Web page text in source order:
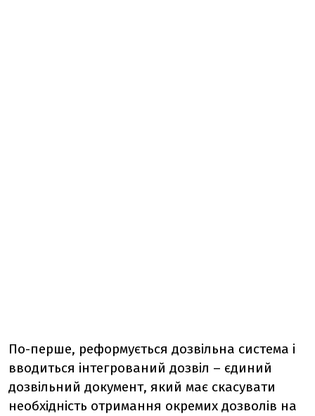
По-перше, реформується дозвільна система і
вводиться інтегрований дозвіл – єдиний
дозвільний документ, який має скасувати
необхідність отримання окремих дозволів на